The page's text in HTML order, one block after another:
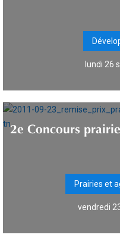
lundi 26
2e Concours
Prairies et
vendredi